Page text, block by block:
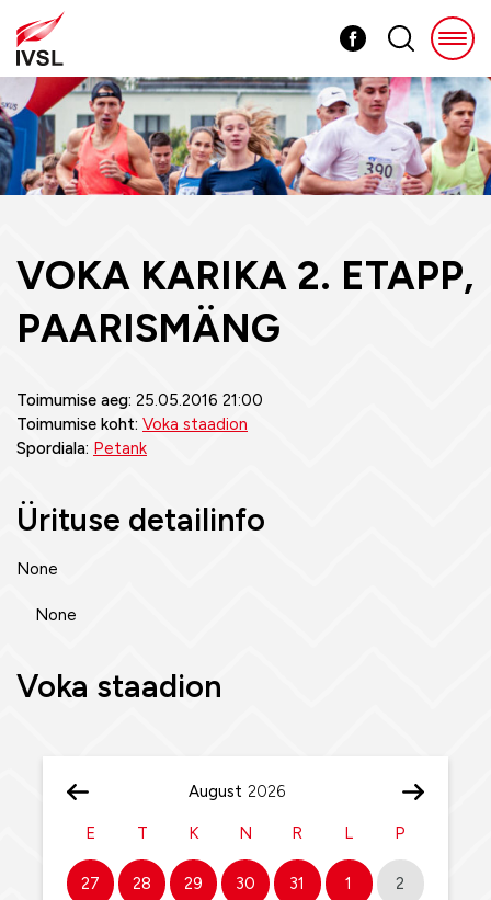
August
E T K N R L P
27 28 29 30 31 1 2
VOKA KARIKA 2. ETAPP,
PAARISMÄNG
Toimumise aeg: 25.05.2016 21:00
Toimumise koht: Voka staadion
Spordiala: Petank
Ürituse detailinfo
None
None
Voka staadion